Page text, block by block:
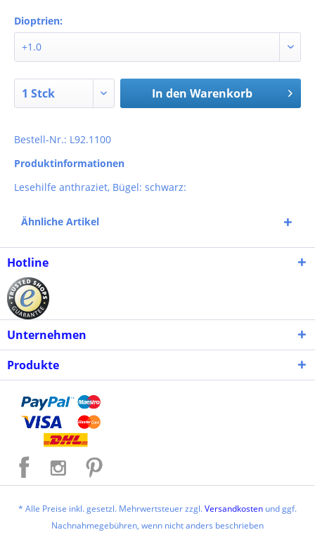
Dioptrien:
In den Warenkorb
Bestell-Nr.: L92.1100
Produktinformationen
Lesehilfe anthraziet, Bügel: schwarz:
Ähnliche Artikel
Hotline
Unternehmen
Produkte
* Alle Preise inkl. gesetzl. Mehrwertsteuer zzgl.Versandkosten und ggf.
Nachnahmegebühren, wenn nicht anders beschrieben